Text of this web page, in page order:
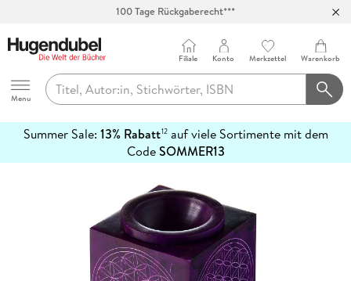
100 Tage Rückgaberecht***
Hugendubel
Menu
Filiale Konto Merkzettel Warenkorb
Summer Sale: 13% Rabatt12auf viele Sortimente mit dem
CodeSOMMER13
erfahren